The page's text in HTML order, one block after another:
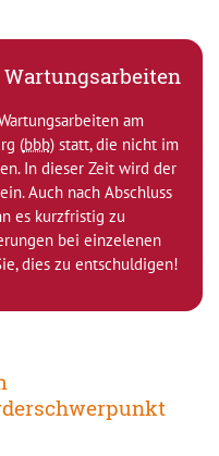
am
(bbb) statt, die nicht im
In dieser Zeit wird der
Auch nach Abschluss
es kurzfristig zu
bei einzelenen
dies zu entschuldigen!